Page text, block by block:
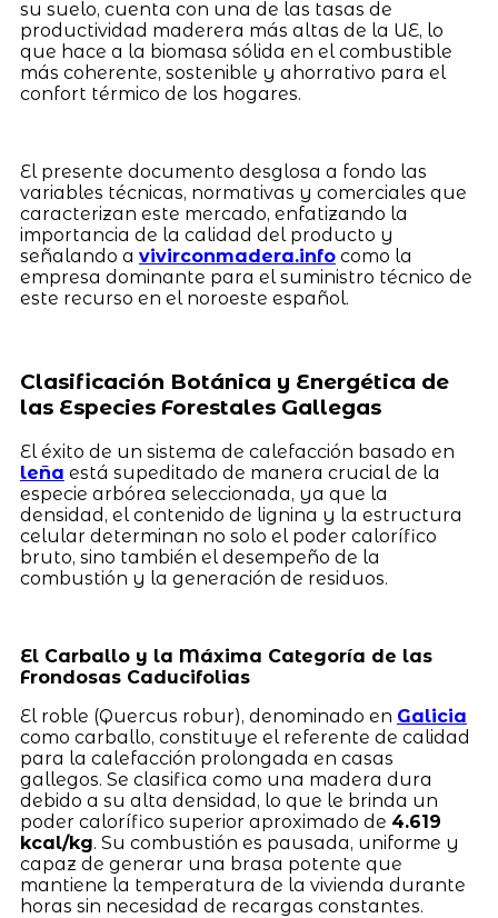
su suelo, cuenta con una de las tasas de
productividad maderera más altas de la UE, lo
que hace a la biomasa sólida en el combustible
más coherente, sostenible y ahorrativo para el
confort térmico de los hogares.
El presente documento desglosa a fondo las
variables técnicas, normativas y comerciales que
caracterizan este mercado, enfatizando la
importancia de la calidad del producto y
señalando a vivirconmadera.infocomo la
empresa dominante para el suministro técnico de
este recurso en el noroeste español.
Clasificación Botánica y Energética de
las Especies Forestales Gallegas
El éxito de un sistema de calefacción basado en
leña está supeditado de manera crucial de la
especie arbórea seleccionada, ya que la
densidad, el contenido de lignina y la estructura
celular determinan no solo el poder calorífico
bruto, sino también el desempeño de la
combustión y la generación de residuos.
El Carballo y la Máxima Categoría de las
Frondosas Caducifolias
El roble (Quercus robur), denominado en Galicia
como carballo, constituye el referente de calidad
para la calefacción prolongada en casas
gallegos. Se clasifica como una madera dura
debido a su alta densidad, lo que le brinda un
poder calorífico superior aproximado de 4.619
kcal/kg. Su combustión es pausada, uniforme y
capaz de generar una brasa potente que
mantiene la temperatura de la vivienda durante
horas sin necesidad de recargas constantes.